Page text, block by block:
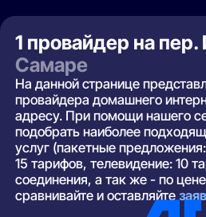
1 провайдер на пер.
Самаре
На данной странице
провайдера домашнего
адресу. При помощи нашего
подобрать наиболее
услуг (пакетные
15 тарифов, телевидение: 10
соединения, а так же - по
сравнивайте и оставляйте